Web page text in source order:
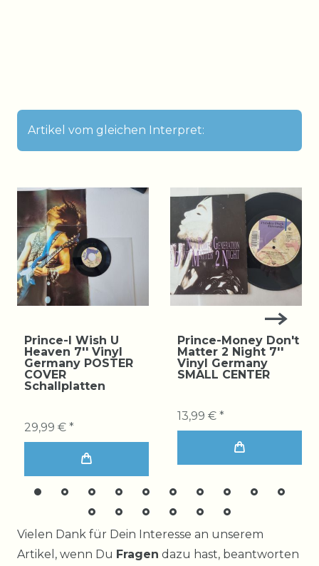
Artikel vom gleichen Interpret:
Prince-I Wish U
Heaven 7'' Vinyl
Germany POSTER
COVER
Schallplatten
29,99 € *
Prince-Money Don't
Matter 2 Night 7''
Vinyl Germany
SMALL CENTER
13,99 € *
Vielen Dank für Dein Interesse an unserem
Artikel, wenn Du Fragen dazu hast, beantworten
Ceres::Template.mailFormHoneypotLabel